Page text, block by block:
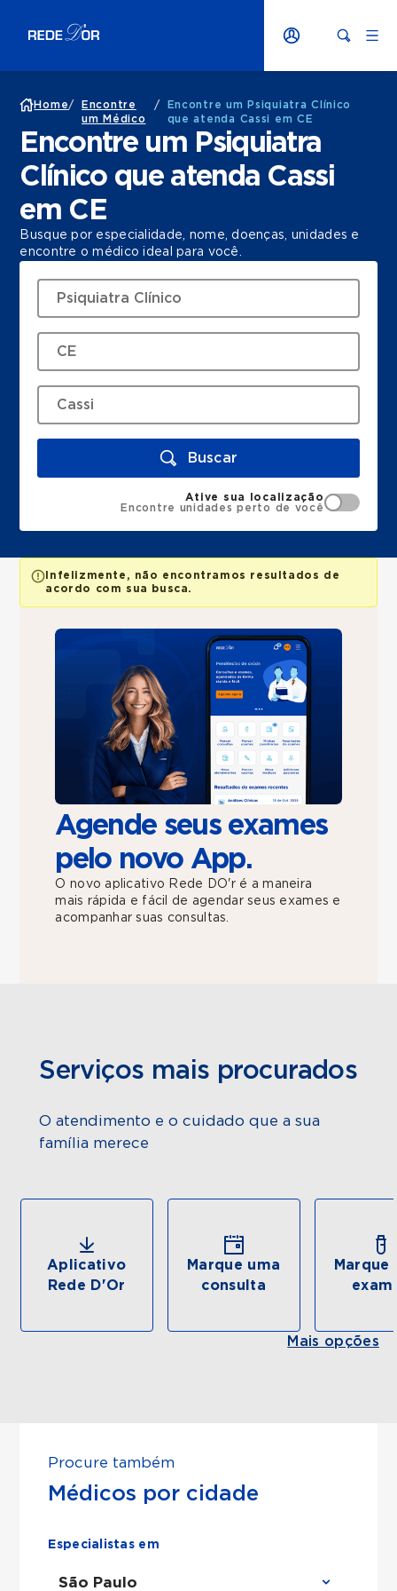
Home/
Encontre
um Médico
/
Encontre um Psiquiatra Clínico
que atenda Cassi em CE
Encontre um Psiquiatra
Clínico que atenda Cassi
em CE
Busque por especialidade, nome, doenças, unidades e
encontre o médico ideal para você.
Buscar
Ative sua localização
Encontre unidades perto de você
Infelizmente, não encontramos resultados de
acordo com sua busca.
Agende seus exames
pelo novo App.
O novo aplicativo Rede DO'r é a maneira
mais rápida e fácil de agendar seus exames e
acompanhar suas consultas.
Serviços mais procurados
O atendimento e o cuidado que a sua
família merece
Aplicativo
Rede D'Or
Marque uma
consulta
Marque
Mais opções
Procure também
Médicos por cidade
Especialistas em
São Paulo